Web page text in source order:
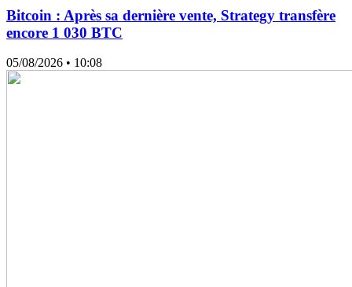
Bitcoin : Après sa dernière vente, Strategy transfère
encore 1 030 BTC
05/08/2026 • 10:08